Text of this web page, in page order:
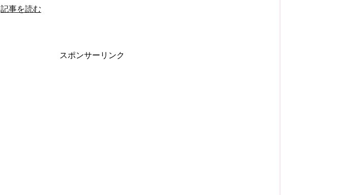
記事を読む
スポンサーリンク